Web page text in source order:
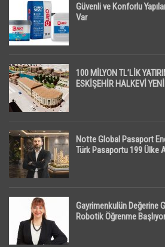
Güvenli ve Konforlu
Var
100 MİLYON TL’LİK
ESKİŞEHİR HALKEVİ
Notte Global Pasaport
Türk Pasaportu 199 Ülke
Gayrimenkulün Değerine
Robotik Öğrenme Başlıyor